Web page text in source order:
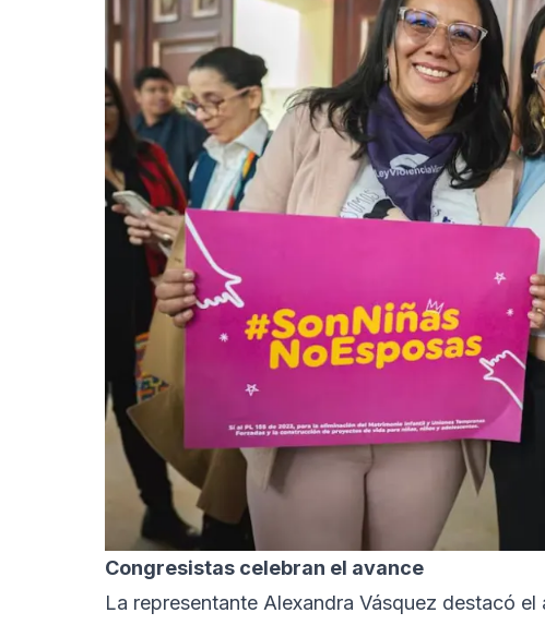
Congresistas celebran el avance
La representante Alexandra Vásquez destacó